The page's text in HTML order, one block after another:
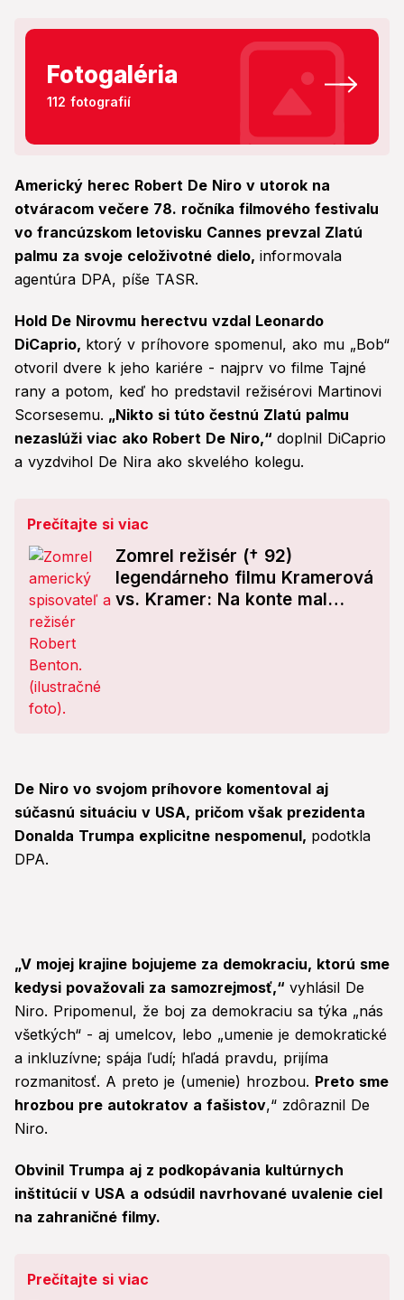
Fotogaléria
112 fotografií
Americký herec Robert De Niro v utorok na
otváracom večere 78. ročníka filmového festivalu
vo francúzskom letovisku Cannes prevzal Zlatú
palmu za svoje celoživotné dielo, informovala
agentúra DPA, píše TASR.
Hold De Nirovmu herectvu vzdal Leonardo
DiCaprio, ktorý v príhovore spomenul, ako mu „Bob“
otvoril dvere k jeho kariére - najprv vo filme Tajné
rany a potom, keď ho predstavil režisérovi Martinovi
Scorsesemu. „Nikto si túto čestnú Zlatú palmu
nezaslúži viac ako Robert De Niro,“ doplnil DiCaprio
a vyzdvihol De Nira ako skvelého kolegu.
Prečítajte si viac
Zomrel režisér († 92)
legendárneho filmu Kramerová
vs. Kramer: Na konte mal
De Niro vo svojom príhovore komentoval aj
súčasnú situáciu v USA, pričom však prezidenta
Donalda Trumpa explicitne nespomenul, podotkla
DPA.
„V mojej krajine bojujeme za demokraciu, ktorú sme
kedysi považovali za samozrejmosť,“ vyhlásil De
Niro. Pripomenul, že boj za demokraciu sa týka „nás
všetkých“ - aj umelcov, lebo „umenie je demokratické
a inkluzívne; spája ľudí; hľadá pravdu, prijíma
rozmanitosť. A preto je (umenie) hrozbou. Preto sme
hrozbou pre autokratov a fašistov,“ zdôraznil De
Niro.
Obvinil Trumpa aj z podkopávania kultúrnych
inštitúcií v USA a odsúdil navrhované uvalenie ciel
na zahraničné filmy.
Prečítajte si viac